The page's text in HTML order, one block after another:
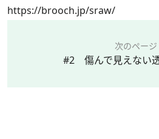
https://brooch.jp/sraw/
次のページ
#2 傷んで見えない